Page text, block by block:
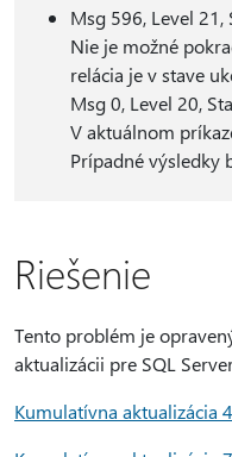
Msg 596, Level 21,
Nie je možné
relácia je v stave
Msg 0, Level 20,
V aktuálnom
Prípadné výsledky
Riešenie
Tento problém je
aktualizácii pre SQL
Kumulatívna aktualizácia